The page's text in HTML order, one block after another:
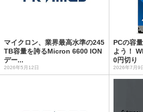
マイクロン、業界最高水準の245
TB容量を誇るMicron 6600 ION
デー...
2026年5月12日
PCの容
よう！
0円切り
2026年7月9